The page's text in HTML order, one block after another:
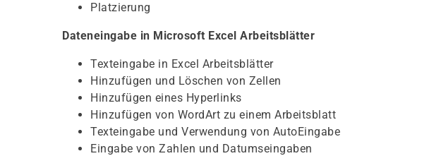
Platzierung
Dateneingabe in Microsoft Excel Arbeitsblätter
Texteingabe in Excel Arbeitsblätter
Hinzufügen und Löschen von Zellen
Hinzufügen eines Hyperlinks
Hinzufügen von WordArt zu einem Arbeitsblatt
Texteingabe und Verwendung von AutoEingabe
Eingabe von Zahlen und Datumseingaben